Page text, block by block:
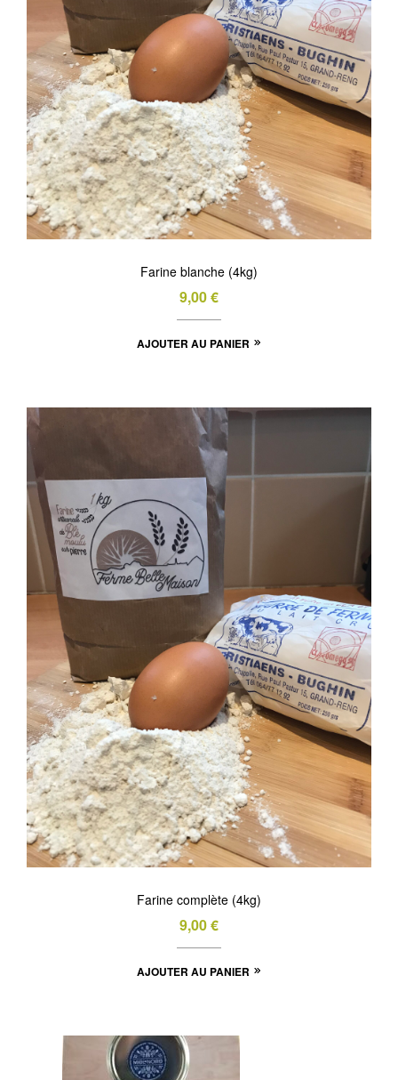
Farine blanche (4kg)
9,00€
AJOUTER AU PANIER
Farine complète (4kg)
9,00€
AJOUTER AU PANIER